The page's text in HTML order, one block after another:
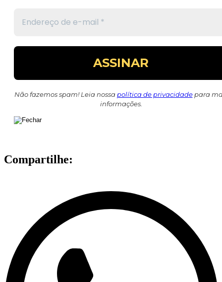
Não fazemos spam! Leia nossa política de privacidadepara
informações.
Compartilhe: